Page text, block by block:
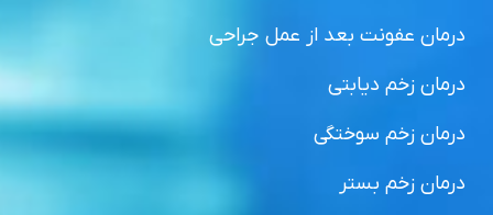
درمان عفونت بعد از عمل جراحی
درمان زخم دیابتی
درمان زخم سوختگی
درمان زخم بستر